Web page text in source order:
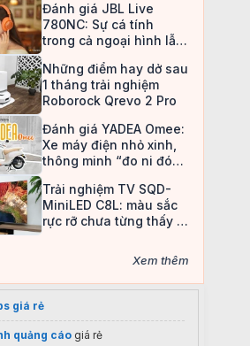
an toàn
Đánh giá JBL Live
780NC: Sự cá tính
trong cả ngoại hình lẫn
Những điểm hay dở sau
1 tháng trải nghiệm
Roborock Qrevo 2 Pro
Đánh giá YADEA Omee:
Xe máy điện nhỏ xinh,
thông minh “đo ni đóng
Trải nghiệm TV SQD-
MiniLED C8L: màu sắc
rực rỡ chưa từng thấy ở
Xem thêm
giá rẻ
quảng cáo giá rẻ